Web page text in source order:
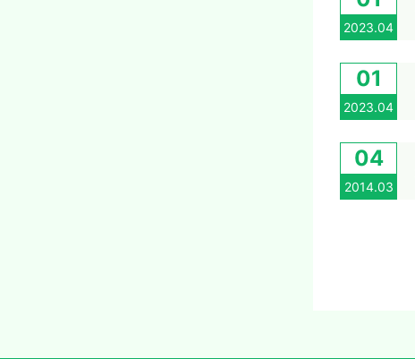
2023.04
01
2023.04
04
2014.03